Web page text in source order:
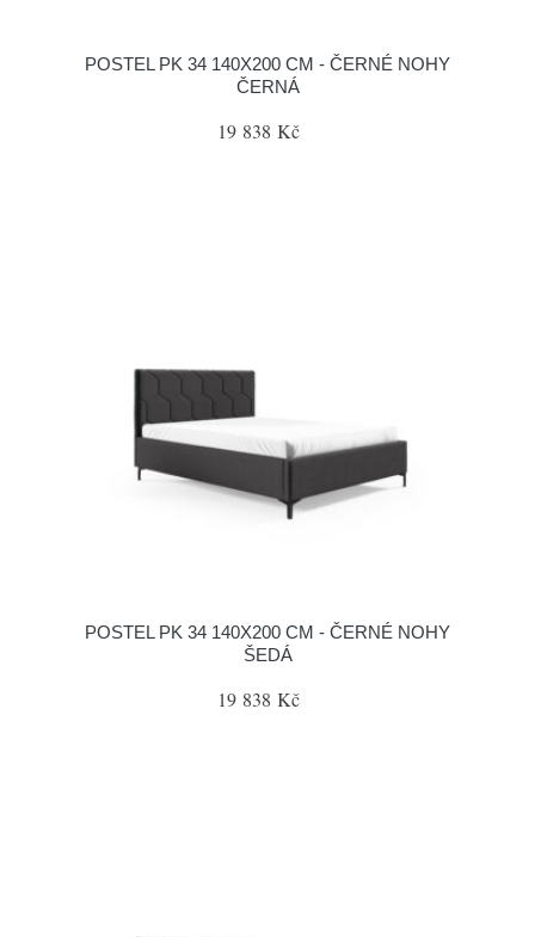
POSTEL PK 34 140X200 CM - ČERNÉ NOHY
ČERNÁ
19 838 Kč
POSTEL PK 34 140X200 CM - ČERNÉ NOHY
ŠEDÁ
19 838 Kč